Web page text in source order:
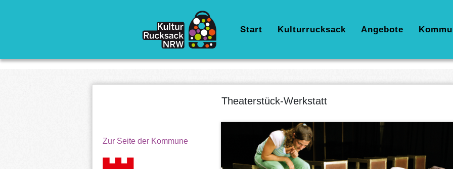
Hauptnavigation
Start Kulturrucksack Angebote
Zur Seite der Kommune
Theaterstück-Werkstatt